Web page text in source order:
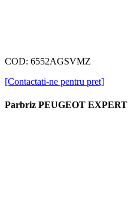
COD: 6552AGSVMZ
[Contactati-ne pentru pret]
Parbriz PEUGEOT EXPERT